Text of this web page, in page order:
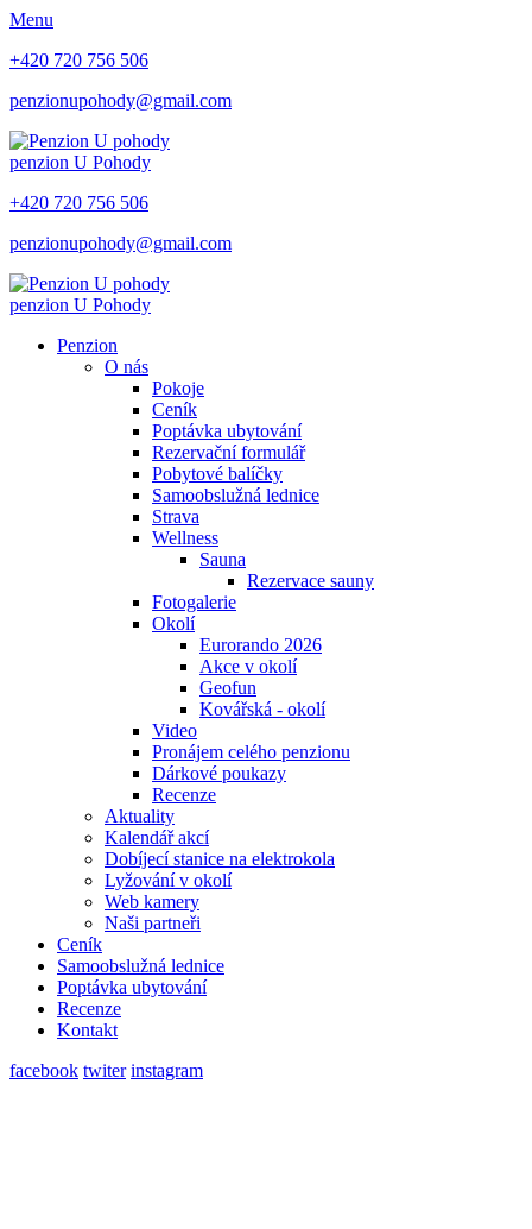
Menu
+420 720 756 506
penzionupohody@gmail.com
penzion U Pohody
+420 720 756 506
penzionupohody@gmail.com
penzion U Pohody
Penzion
O nás
Pokoje
Ceník
Poptávka ubytování
Rezervační formulář
Pobytové balíčky
Samoobslužná lednice
Strava
Wellness
Sauna
Rezervace sauny
Fotogalerie
Okolí
Eurorando 2026
Akce v okolí
Geofun
Kovářská - okolí
Video
Pronájem celého penzionu
Dárkové poukazy
Recenze
Aktuality
Kalendář akcí
Dobíjecí stanice na elektrokola
Lyžování v okolí
Web kamery
Naši partneři
Ceník
Samoobslužná lednice
Poptávka ubytování
Recenze
Kontakt
facebook twiter instagram